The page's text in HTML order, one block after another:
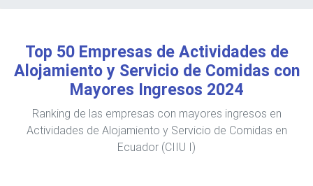
Top 50 Empresas de Actividades de
Alojamiento y Servicio de Comidas con
Mayores Ingresos 2024
Ranking de las empresas con mayores ingresos en
Actividades de Alojamiento y Servicio de Comidas en
Ecuador (CIIU I)